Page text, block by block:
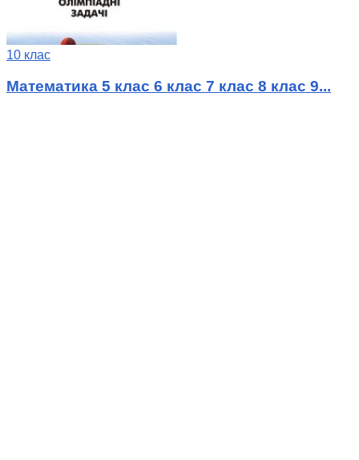
10 клас
Математика 5 клас 6 клас 7 клас 8 клас 9...